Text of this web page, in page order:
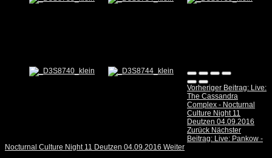
Vorheriger Beitrag: Live:
The Cassandra
Complex - Nocturnal
Culture Night 11
Deutzen 04.09.2016
Zurück Nächster
Beitrag: Live: Pankow -
Nocturnal Culture Night 11 Deutzen 04.09.2016 Weiter